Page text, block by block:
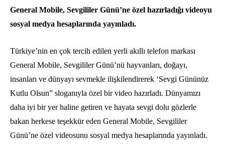
General Mobile, Sevgililer Günü’ne özel hazırladığı videoyu
sosyal medya hesaplarında yayınladı.
Türkiye’nin en çok tercih edilen yerli akıllı telefon markası
General Mobile, Sevgililer Günü’nü hayvanları, doğayı,
insanları ve dünyayı sevmekle ilişkilendirerek ‘Sevgi Gününüz
Kutlu Olsun” sloganıyla özel bir video hazırladı. Dünyamızı
daha iyi bir yer haline getiren ve hayata sevgi dolu gözlerle
bakan herkese teşekkür eden General Mobile, Sevgililer
Günü’ne özel videosunu sosyal medya hesaplarında yayınladı.